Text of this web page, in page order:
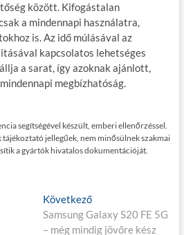
között. Kifogástalan
a mindennapi használatra,
is. Az idő múlásával az
kapcsolatos lehetséges
a sarat, így azoknak ajánlott,
megbízhatóság.
segítségével készült, emberi ellenőrzéssel.
jellegűek, nem minősülnek szakmai
a gyártók hivatalos dokumentációját.
KövetkezőK
ö
v
Samsung Galaxy S20 FE 5G
– még mindig jövőre kész